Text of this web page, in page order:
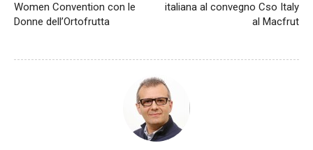
Women Convention con le
Donne dell’Ortofrutta
italiana al convegno Cso Italy
al Macfrut